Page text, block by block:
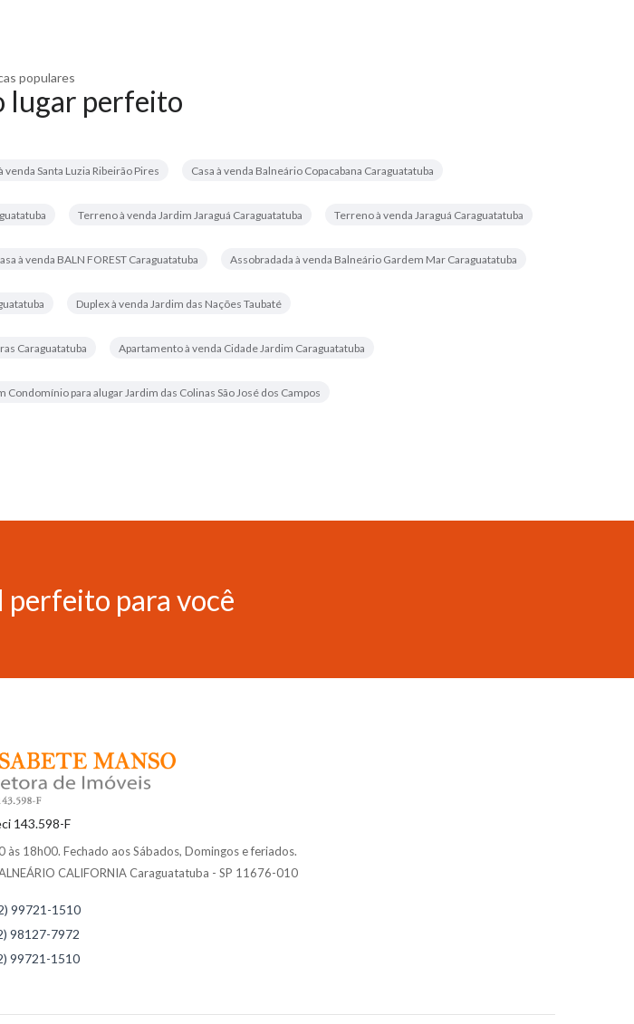
populares
lugar perfeito
venda Santa Luzia Ribeirão Pires Casa à venda Balneário Copacabana Caraguatatuba
Terreno à venda Jardim Jaraguá Caraguatatuba Terreno à venda Jaraguá Caraguatatuba
à venda BALN FOREST Caraguatatuba Assobradada à venda Balneário Gardem Mar Caraguatatuba
Duplex à venda Jardim das Nações Taubaté
Caraguatatuba Apartamento à venda Cidade Jardim Caraguatatuba
Condomínio para alugar Jardim das Colinas São José dos Campos
perfeito para você
143.598-F
18h00. Fechado aos Sábados, Domingos e feriados.
CALIFORNIA Caraguatatuba - SP 11676-010
99721-1510
98127-7972
99721-1510